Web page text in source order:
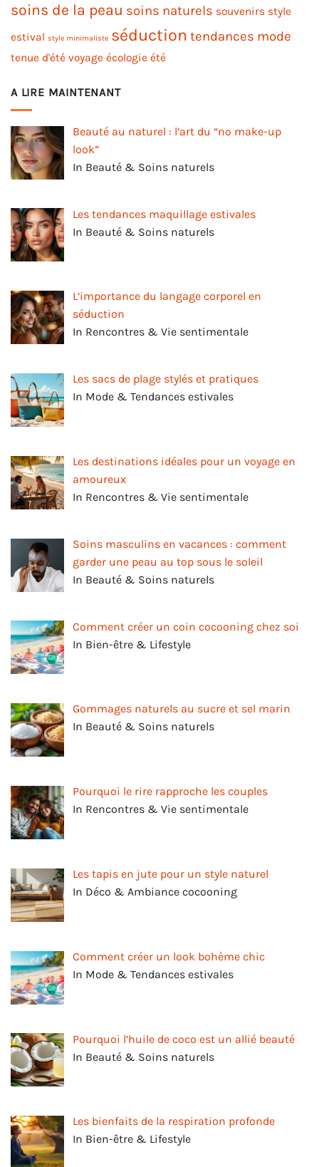
soins de la peau soins naturels souvenirs style
estival style minimaliste séduction tendances mode
tenue d'été voyage écologie été
A LIRE MAINTENANT
Beauté au naturel : l’art du “no make-up
look”
In Beauté & Soins naturels
Les tendances maquillage estivales
In Beauté & Soins naturels
L’importance du langage corporel en
séduction
In Rencontres & Vie sentimentale
Les sacs de plage stylés et pratiques
In Mode & Tendances estivales
Les destinations idéales pour un voyage en
amoureux
In Rencontres & Vie sentimentale
Soins masculins en vacances : comment
garder une peau au top sous le soleil
In Beauté & Soins naturels
Comment créer un coin cocooning chez soi
In Bien-être & Lifestyle
Gommages naturels au sucre et sel marin
In Beauté & Soins naturels
Pourquoi le rire rapproche les couples
In Rencontres & Vie sentimentale
Les tapis en jute pour un style naturel
In Déco & Ambiance cocooning
Comment créer un look bohème chic
In Mode & Tendances estivales
Pourquoi l’huile de coco est un allié beauté
In Beauté & Soins naturels
Les bienfaits de la respiration profonde
In Bien-être & Lifestyle